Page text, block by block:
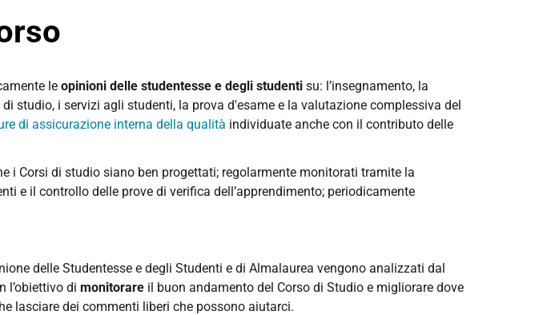
le opinioni delle studentesse e degli studenti su: l’insegnamento, la
studio, i servizi agli studenti, la prova d'esame e la valutazione complessiva del
di assicurazione interna della qualità individuate anche con il contributo delle
i Corsi di studio siano ben progettati; regolarmente monitorati tramite la
e il controllo delle prove di verifica dell’apprendimento; periodicamente
delle Studentesse e degli Studenti e di Almalaurea vengono analizzati dal
l’obiettivo di monitorare il buon andamento del Corso di Studio e migliorare dove
lasciare dei commenti liberi che possono aiutarci.